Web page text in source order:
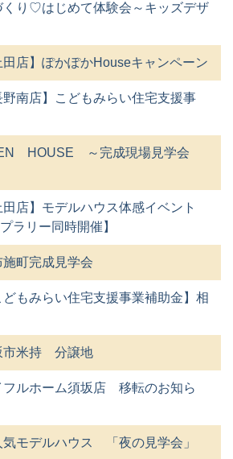
くり♡はじめて体験会～キッズデザ
田店】ぽかぽかHouseキャンペーン
野南店】こどもみらい住宅支援事
HOUSE ～完成現場見学会
田店】モデルハウス体感イベント
ラリー同時開催】
施町完成見学会
どもみらい住宅支援事業補助金】相
市米持 分譲地
フルホーム須坂店 移転のお知ら
気モデルハウス 「夜の見学会」